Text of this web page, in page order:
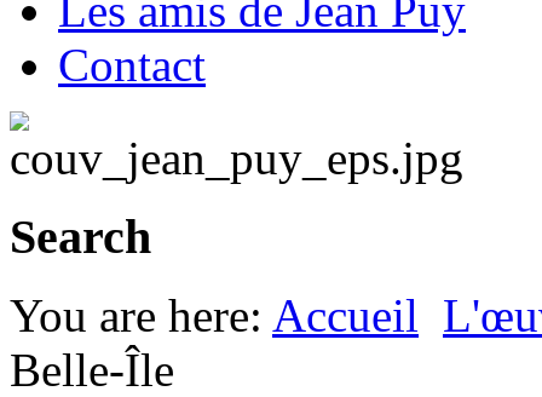
Les amis de Jean Puy
Contact
Search
You are here: Accueil
Belle-Île